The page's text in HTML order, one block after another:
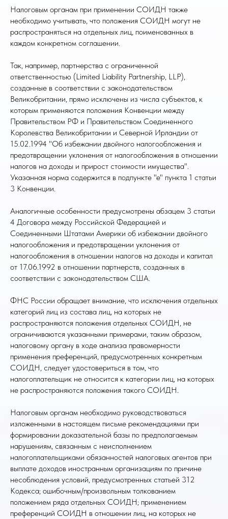
Налоговым органам при применении СОИДН также
необходимо учитывать, что положения СОИДН могут не
распространяться на отдельных лиц, поименованных в
каждом конкретном соглашении.
Так, например, партнерства с ограниченной
ответственностью (Limited Liability Partnership, LLP),
созданные в соответствии с законодательством
Великобритании, прямо исключены из числа субъектов, к
которым применяются положения Конвенции между
Правительством РФ и Правительством Соединенного
Королевства Великобритании и Северной Ирландии от
15.02.1994 "Об избежании двойного налогообложения и
предотвращении уклонения от налогообложения в отношении
налогов на доходы и прирост стоимости имущества".
Указанная норма содержится в подпункте "е" пункта 1 статьи
3 Конвенции.
Аналогичные особенности предусмотрены абзацем 3 статьи
4 Договора между Российской Федерацией и
Соединенными Штатами Америки об избежании двойного
налогообложения и предотвращении уклонения от
налогообложения в отношении налогов на доходы и капитал
от 17.06.1992 в отношении партнерств, созданных в
соответствии с законодательством США.
ФНС России обращает внимание, что исключения отдельных
категорий лиц из состава лиц, на которых не
распространяются положения отдельных СОИДН, не
ограничиваются указанными примерами, таким образом,
налоговому органу в ходе анализа правомерности
применения преференций, предусмотренных конкретным
СОИДН, следует удостовериться в том, что
налогоплательщик не относится к категории лиц, на которых
не распространяются положения такого СОИДН.
Налоговым органам необходимо руководствоваться
изложенными в настоящем письме рекомендациями при
формировании доказательной базы по предполагаемым
нарушениям, связанным с неисполнением
налогоплательщиками обязанностей налоговых агентов при
выплате доходов иностранным организациям по причине
несоблюдения условий, предусмотренных статьей 312
Кодекса; ошибочным/произвольным толкованием
положением ряда отдельных СОИДН; применением
преференций СОИДН в отношении лиц, на которых не